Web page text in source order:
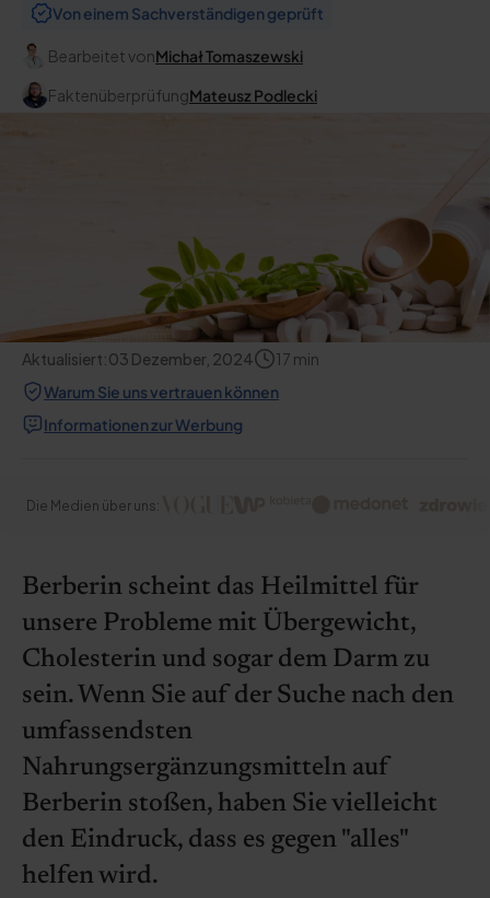
Von einem Sachverständigen geprüft
Bearbeitet vonMichał Tomaszewski
FaktenüberprüfungMateusz Podlecki
Aktualisiert:03 Dezember, 2024 17 min
Warum Sie uns vertrauen können
Informationen zur Werbung
Die Medien über uns:
Berberin scheint das Heilmittel für
unsere Probleme mit Übergewicht,
Cholesterin und sogar dem Darm zu
sein. Wenn Sie auf der Suche nach den
umfassendsten
Nahrungsergänzungsmitteln auf
Berberin stoßen, haben Sie vielleicht
den Eindruck, dass es gegen "alles"
helfen wird.